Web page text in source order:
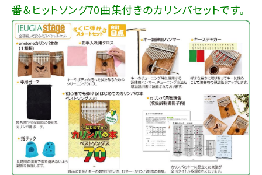
番＆ヒットソング70曲集付きのカリンバセットです。